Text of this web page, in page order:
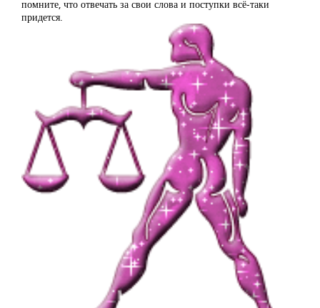
помните, что отвечать за свои слова и поступки всё-таки
придется.